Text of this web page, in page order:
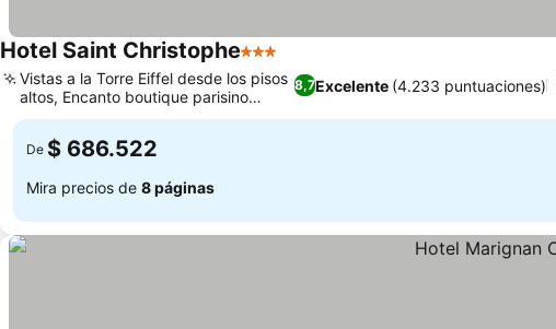
Hotel Saint Christophe3 Estrellas
8,7Excelente (4.233 puntuaciones)
Vistas a la Torre Eiffel desde los pisos
altos, Encanto boutique parisino
tradicional
De $ 686.522
Mira precios de 8 páginas